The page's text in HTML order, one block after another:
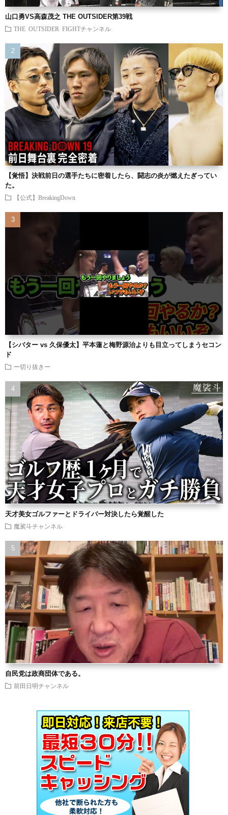
山口勇VS高森茂之 THE OUTSIDER第39戦
THE OUTSIDER FIGHTチャンネル
【覚悟】決戦前日の選手たちに密着したら、闘志の炎が燃えたぎってい
た。
【公式】BreakingDown
【シバター vs 久保優太】平本蓮と梅野源治よりも目立ってしまうセコン
ド
ー切り抜きー
天才美女ゴルファーとドライバー対決したら覚醒した
魔裟斗チャンネル
自民党は政商団体である。
前田日明チャンネル